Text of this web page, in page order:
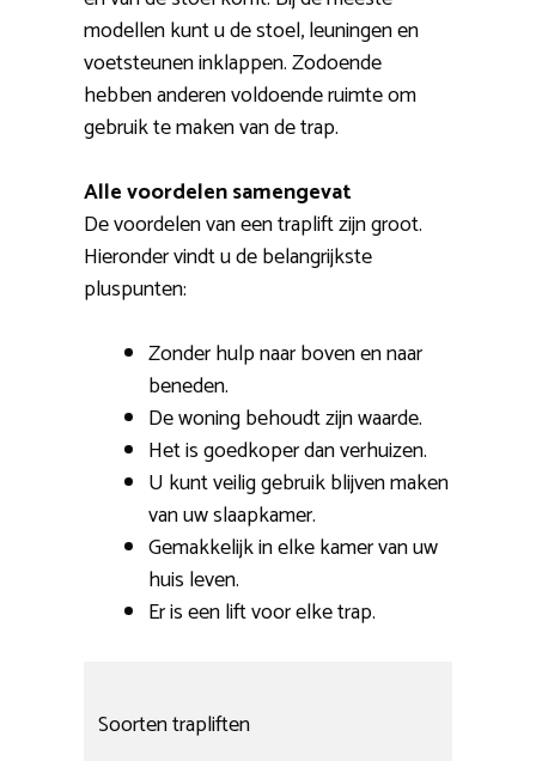
modellen kunt u de stoel, leuningen en
voetsteunen inklappen. Zodoende
hebben anderen voldoende ruimte om
gebruik te maken van de trap.
Alle voordelen samengevat
De voordelen van een traplift zijn groot.
Hieronder vindt u de belangrijkste
pluspunten:
Zonder hulp naar boven en naar
beneden.
De woning behoudt zijn waarde.
Het is goedkoper dan verhuizen.
U kunt veilig gebruik blijven maken
van uw slaapkamer.
Gemakkelijk in elke kamer van uw
huis leven.
Er is een lift voor elke trap.
Soorten trapliften